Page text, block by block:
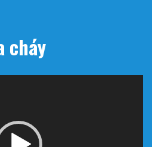
cháy